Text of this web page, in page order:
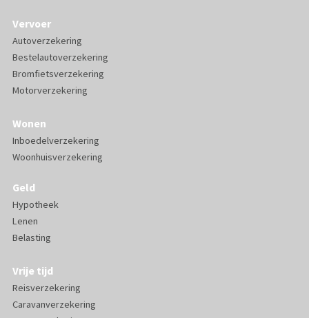
Vervoer
Autoverzekering
Bestelautoverzekering
Bromfietsverzekering
Motorverzekering
Wonen
Inboedelverzekering
Woonhuisverzekering
Geld
Hypotheek
Lenen
Belasting
Vrije tijd
Reisverzekering
Caravanverzekering